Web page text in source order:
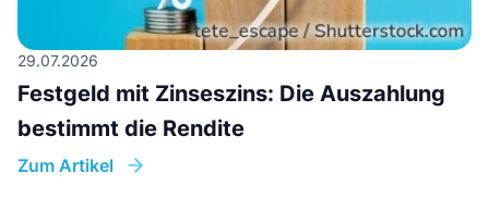
29.07.2026
Festgeld mit Zinseszins: Die Auszahlung
bestimmt die Rendite
Zum Artikel